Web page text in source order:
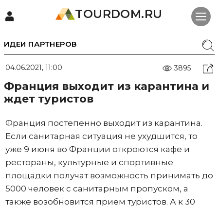
TOURDOM.RU
ИДЕИ ПАРТНЕРОВ
04.06.2021, 11:00 3895
Франция выходит из карантина и
ждет туристов
Франция постепенно выходит из карантина.
Если санитарная ситуация не ухудшится, то
уже 9 июня во Франции откроются кафе и
рестораны, культурные и спортивные
площадки получат возможность принимать до
5000 человек с санитарным пропуском, а
также возобновится прием туристов. А к 30